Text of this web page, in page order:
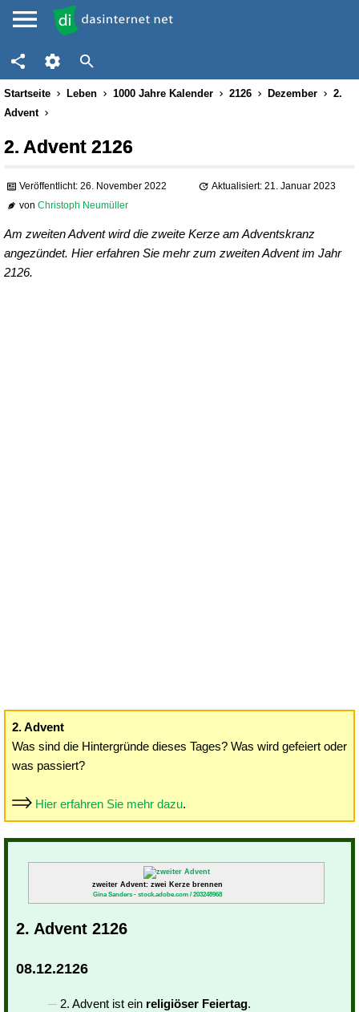
Startseite Leben 1000 Jahre Kalender 2126 Dezember
2.
Advent
2. Advent 2126
Veröffentlicht: 26. November 2022
Aktualisiert: 21. Januar 2023
vonChristoph Neumüller
Am zweiten Advent wird die zweite Kerze am Adventskranz
angezündet. Hier erfahren Sie mehr zum zweiten Advent im Jahr
2126.
2. Advent
Was sind die Hintergründe dieses Tages? Was wird gefeiert oder
was passiert?
Hier erfahren Sie mehr dazu.
zweiter Advent: zwei Kerze brennen
Gina Sanders - stock.adobe.com / 203248968
2. Advent 2126
08.12.2126
2. Advent ist ein religiöser Feiertag.